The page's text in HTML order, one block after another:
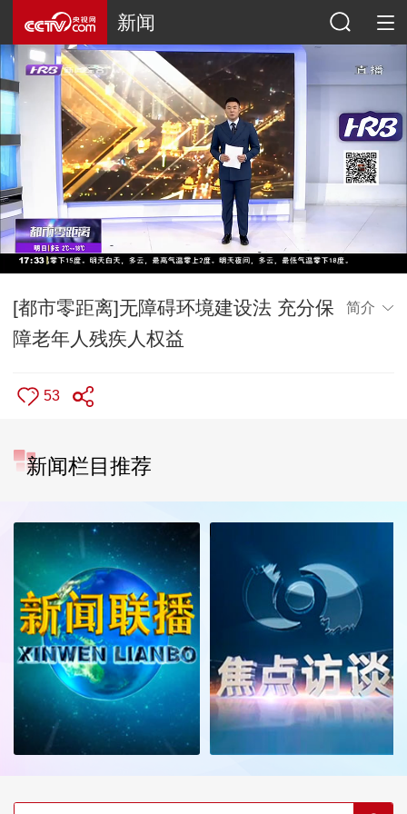
新闻
[都市零距离]无障碍环境建设法 充分保
障老年人残疾人权益
简介
53
新闻栏目推荐